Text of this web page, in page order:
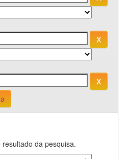
da pesquisa.